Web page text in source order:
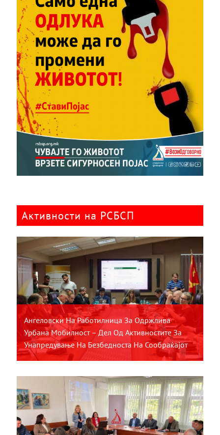
Активности на РСБСП
Ангеловски На Работилница За Одржлива
Урбана Мобилност – Дел Од Активностите За
Унапредување На Безбедноста На Сообраќајот